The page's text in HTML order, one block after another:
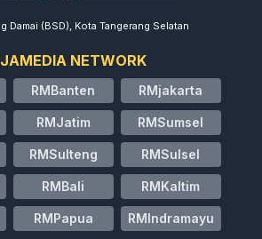
Damai (BSD), Kota Tangerang Selatan
NETWORK
RMBanten RMjakarta
RMJatim RMSumsel
RMSulteng RMSulsel
RMBali RMKaltim
RMPapua RMIndramayu